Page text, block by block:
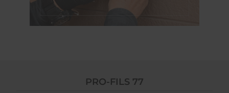
PRO-FILS 77